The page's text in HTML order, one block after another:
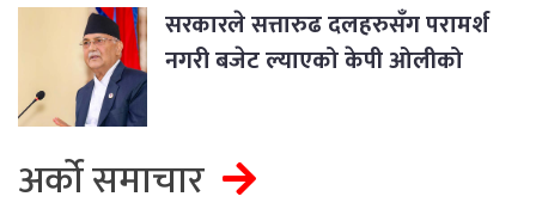
सरकारले सत्तारुढ दलहरुसँग परामर्श
नगरी बजेट ल्याएको केपी ओलीको
अर्को समाचार